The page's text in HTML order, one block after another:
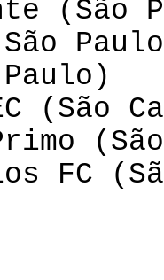
(São
Paulo)
(São
FC